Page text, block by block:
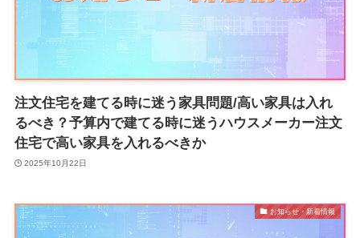
注文住宅を建てる時に迷う家具問題/高い家具は入れ
るべき？予算内で建てる時に迷うハウスメーカー注文
住宅で高い家具を入れるべきか
2025年10月22日
お知らせ・新着情報